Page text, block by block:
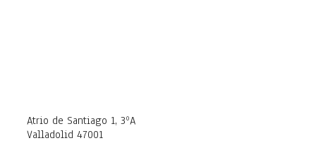
Atrio de Santiago 1, 3ºA
Valladolid 47001